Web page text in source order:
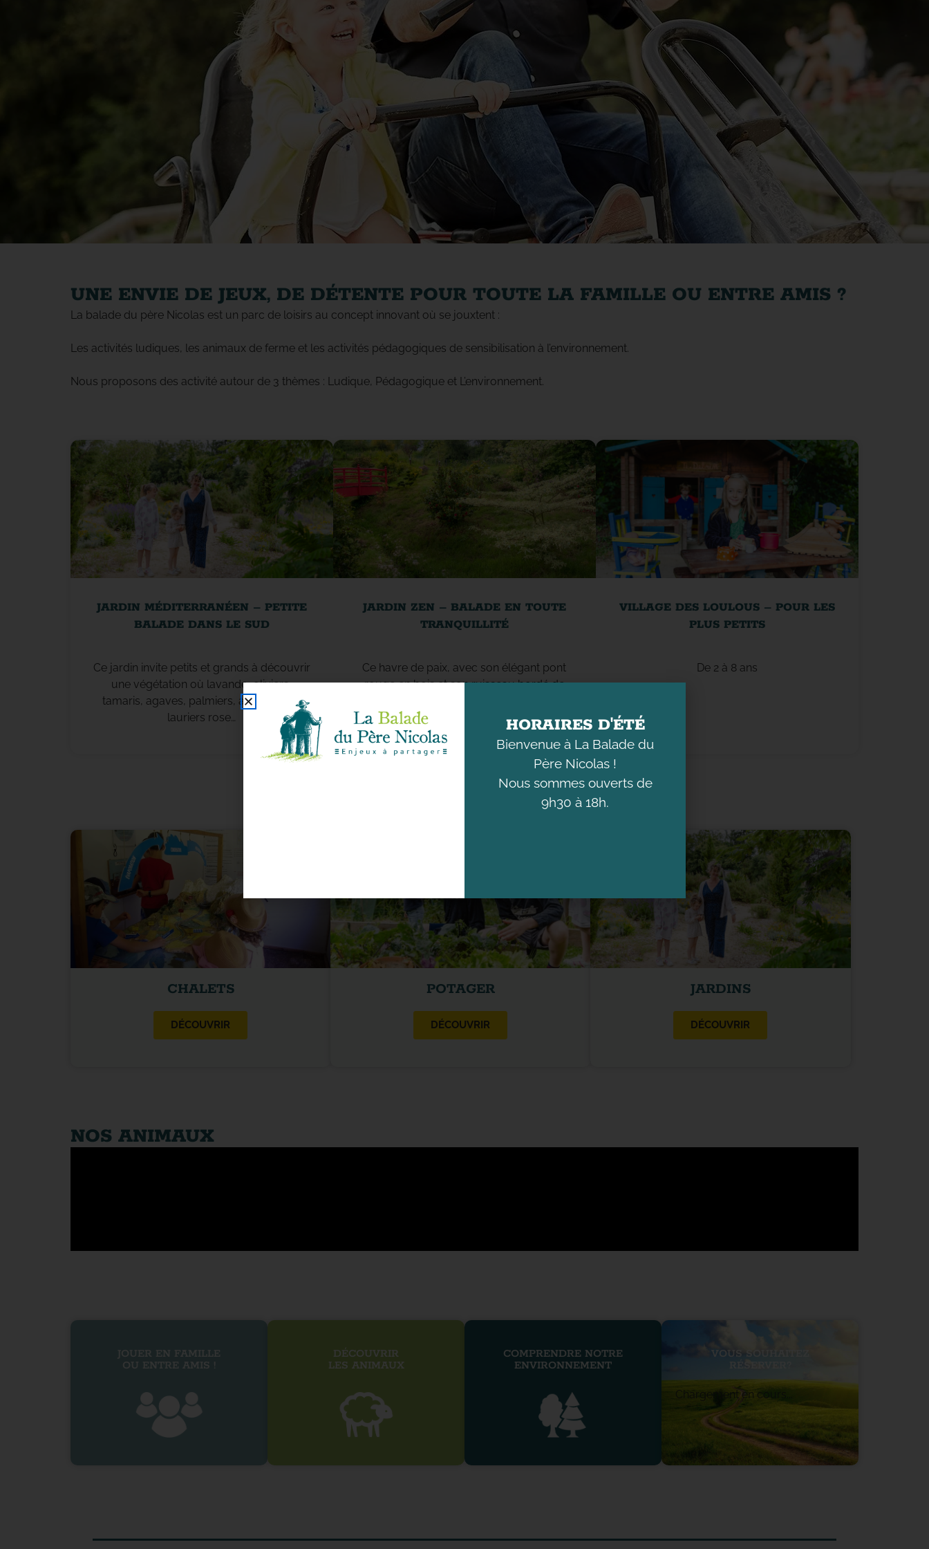
UNE ENVIE DE JEUX, DE DÉTENTE POUR TOUTE LA FAMILLE OU ENTRE AMIS ?
La balade du père Nicolas est un parc de loisirs au concept innovant où se jouxtent :
Les activités ludiques, les animaux de ferme et les activités pédagogiques de sensibilisation à l’environnement.
Nous proposons des activité autour de 3 thèmes : Ludique, Pédagogique et L’environnement.
JARDIN MÉDITERRANÉEN – PETITE
BALADE DANS LE SUD
Ce jardin invite petits et grands à découvrir
une végétation où lavande, oliviers,
tamaris, agaves, palmiers, agapanthes,
lauriers rose…
JARDIN ZEN – BALADE EN TOUTE
TRANQUILLITÉ
Ce havre de paix, avec son élégant pont
rouge en bois et son ruisseau bordé de
apaisante dans un cadre enchanteur.
VILLAGE DES LOULOUS – POUR LES
PLUS PETITS
De 2 à 8 ans
CHALETS
DÉCOUVRIR
POTAGER
DÉCOUVRIR
JARDINS
DÉCOUVRIR
NOS ANIMAUX
JOUER EN FAMILLE
OU ENTRE AMIS !
DÉCOUVRIR
LES ANIMAUX
COMPRENDRE NOTRE
ENVIRONNEMENT
VOUS SOUHAITEZ
Chargement en cours...
HORAIRES D'ÉTÉ
Bienvenue à La Balade du
Père Nicolas !
Nous sommes ouverts de
9h30 à 18h.